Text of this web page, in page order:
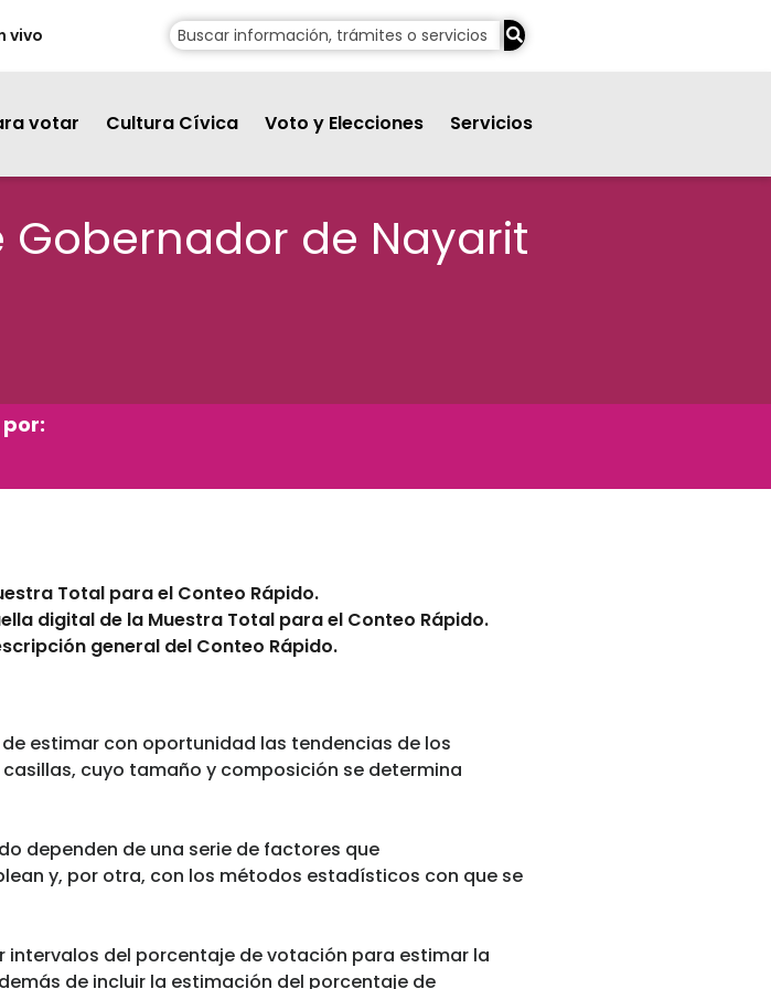
vivo
votar Cultura Cívica Voto y Elecciones Servicios
Gobernador de Nayarit
Total para el Conteo Rápido.
digital de la Muestra Total para el Conteo Rápido.
general del Conteo Rápido.
estimar con oportunidad las tendencias de los
cuyo tamaño y composición se determina
dependen de una serie de factores que
y, por otra, con los métodos estadísticos con que se
del porcentaje de votación para estimar la
de incluir la estimación del porcentaje de